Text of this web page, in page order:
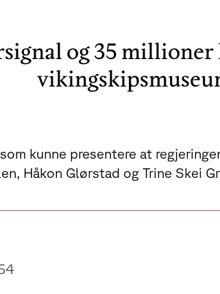
og 35
kunne presentere at
Håkon Glørstad og Trine Skei